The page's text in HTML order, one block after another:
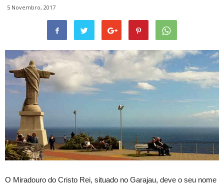
5 Novembro, 2017
O Miradouro do Cristo Rei, situado no Garajau, deve o seu nome